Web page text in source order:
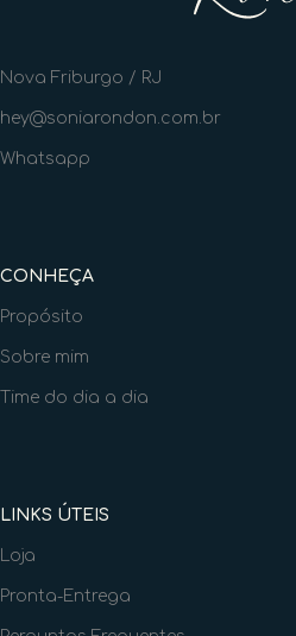
Nova Friburgo / RJ
hey@soniarondon.com.br
Whatsapp
CONHEÇA
Propósito
Sobre mim
Time do dia a dia
LINKS ÚTEIS
Loja
Pronta-Entrega